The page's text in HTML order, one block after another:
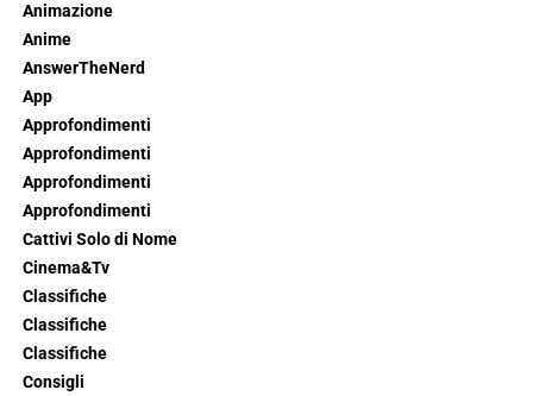
Animazione
Anime
AnswerTheNerd
App
Approfondimenti
Approfondimenti
Approfondimenti
Approfondimenti
Cattivi Solo di Nome
Cinema&Tv
Classifiche
Classifiche
Classifiche
Consigli